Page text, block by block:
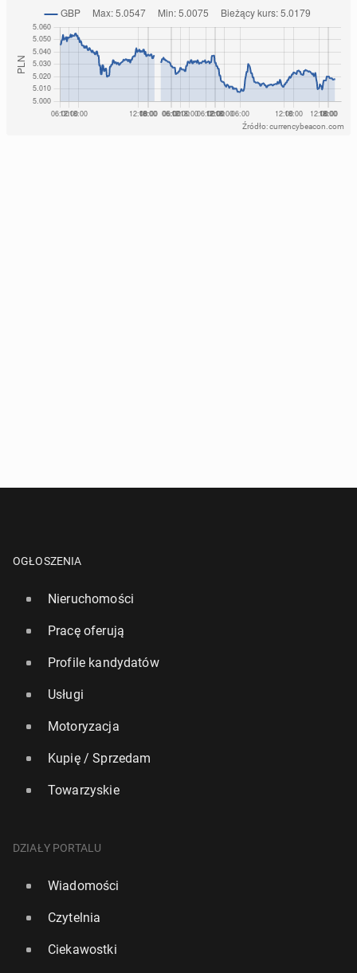
Źródło: currencybeacon.com
OGŁOSZENIA
Nieruchomości
Pracę oferują
Profile kandydatów
Usługi
Motoryzacja
Kupię / Sprzedam
Towarzyskie
DZIAŁY PORTALU
Wiadomości
Czytelnia
Ciekawostki